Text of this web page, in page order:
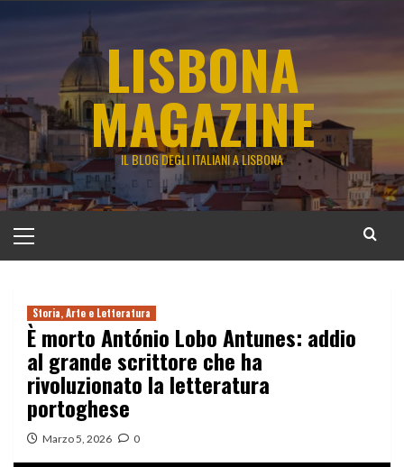
LISBONA
MAGAZINE
IL BLOG DEGLI ITALIANI A LISBONA
principale
Storia, Arte e Letteratura
È morto António Lobo Antunes: addio
al grande scrittore che ha
rivoluzionato la letteratura
portoghese
Marzo 5, 2026 0